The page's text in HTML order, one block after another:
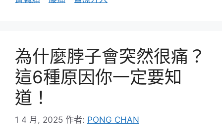
為什麼脖子會突然很痛？
這6種原因你一定要知
道！
1 4 月, 2025 作者: PONG CHAN